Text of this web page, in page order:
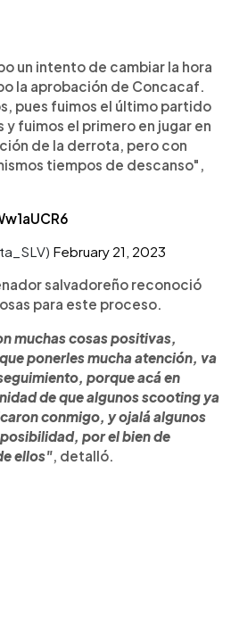
un intento de cambiar la hora
la aprobación de Concacaf.
pues fuimos el último partido
fuimos el primero en jugar en
de la derrota, pero con
tiempos de descanso",
February 21, 2023
salvadoreño reconoció
para este proceso.
muchas cosas positivas,
ponerles mucha atención, va
porque acá en
de que algunos scooting ya
conmigo, y ojalá algunos
por el bien de
ellos", detalló.